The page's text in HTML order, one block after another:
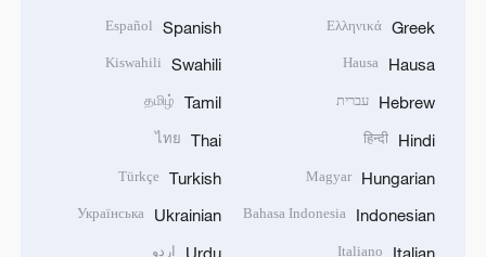
Greek
Ελληνικά
Hausa
Hausa
Hebrew עברית
Hindi
हिन्दी
Hungarian
Magyar
Indonesian
Bahasa Indonesia
Italian
Italiano
Spanish
Español
Swahili
Kiswahili
Tamil
தமிழ்
Thai
ไทย
Turkish
Türkçe
Ukrainian
Українська
Urdu اردو